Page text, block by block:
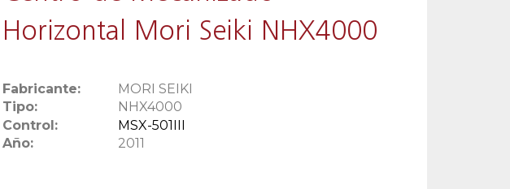
Horizontal Mori Seiki NHX4000
Fabricante:
Tipo:
Control:
Año:
MORI SEIKI
NHX4000
MSX-501III
2011